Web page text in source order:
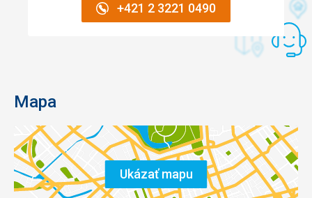
+421 2 3221 0490
Mapa
Ukázať mapu